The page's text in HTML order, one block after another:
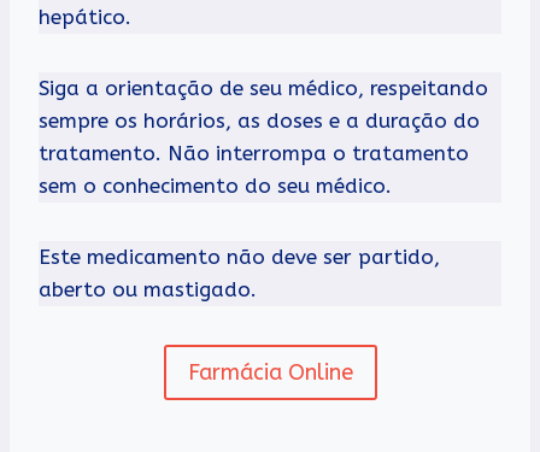
hepático.
Siga a orientação de seu médico, respeitando
sempre os horários, as doses e a duração do
tratamento. Não interrompa o tratamento
sem o conhecimento do seu médico.
Este medicamento não deve ser partido,
aberto ou mastigado.
Farmácia Online